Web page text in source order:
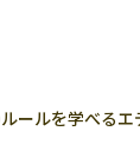
ルを学べる